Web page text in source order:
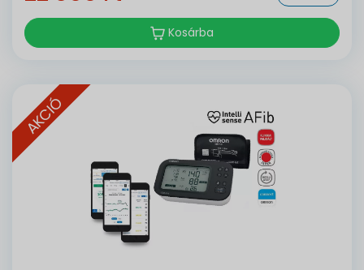
Kosárba
AKCIÓ